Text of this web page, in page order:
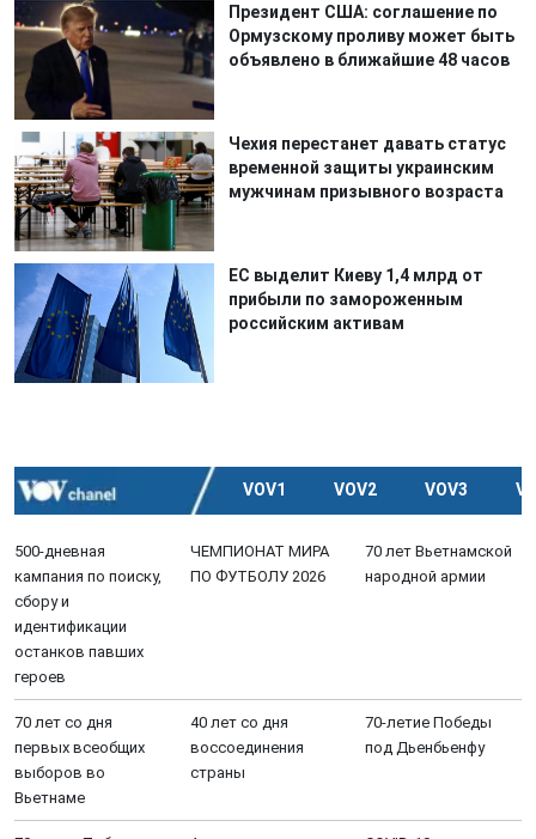
Президент США: соглашение по
Ормузскому проливу может быть
объявлено в ближайшие 48 часов
Чехия перестанет давать статус
временной защиты украинским
мужчинам призывного возраста
ЕС выделит Киеву 1,4 млрд от
прибыли по замороженным
российским активам
VOV1 VOV2 VOV3
500-дневная
кампания по поиску,
сбору и
идентификации
останков павших
героев
ЧЕМПИОНАТ МИРА
ПО ФУТБОЛУ 2026
70 лет Вьетнамской
народной армии
70 лет со дня
первых всеобщих
выборов во
Вьетнаме
40 лет со дня
воссоединения
страны
70-летие Победы
под Дьенбьенфу